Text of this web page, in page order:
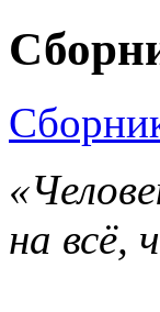
на всё,